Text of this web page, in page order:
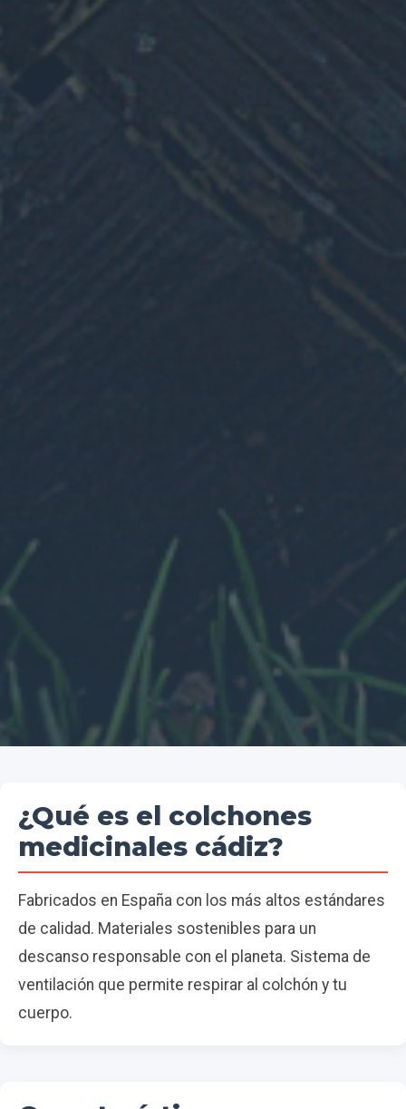
¿Qué es el colchones
medicinales cádiz?
Fabricados en España con los más altos estándares
de calidad. Materiales sostenibles para un
descanso responsable con el planeta. Sistema de
ventilación que permite respirar al colchón y tu
cuerpo.